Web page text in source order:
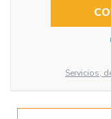
Servicios,